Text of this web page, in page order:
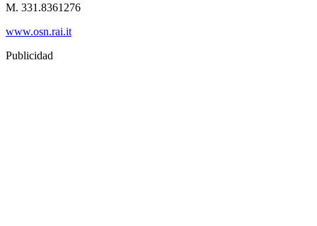
M. 331.8361276
www.osn.rai.it
Publicidad